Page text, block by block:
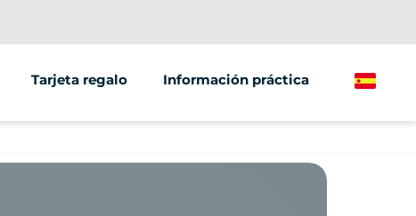
Tarjeta regalo Información práctica Spanish